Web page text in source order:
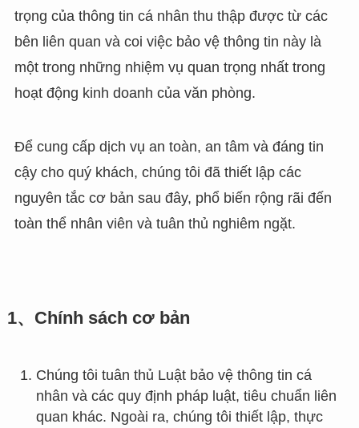
trọng của thông tin cá nhân thu thập được từ các
bên liên quan và coi việc bảo vệ thông tin này là
một trong những nhiệm vụ quan trọng nhất trong
hoạt động kinh doanh của văn phòng.
Để cung cấp dịch vụ an toàn, an tâm và đáng tin
cậy cho quý khách, chúng tôi đã thiết lập các
nguyên tắc cơ bản sau đây, phổ biến rộng rãi đến
toàn thể nhân viên và tuân thủ nghiêm ngặt.
1、Chính sách cơ bản
Chúng tôi tuân thủ Luật bảo vệ thông tin cá
nhân và các quy định pháp luật, tiêu chuẩn liên
quan khác. Ngoài ra, chúng tôi thiết lập, thực